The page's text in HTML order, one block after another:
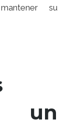
su
un